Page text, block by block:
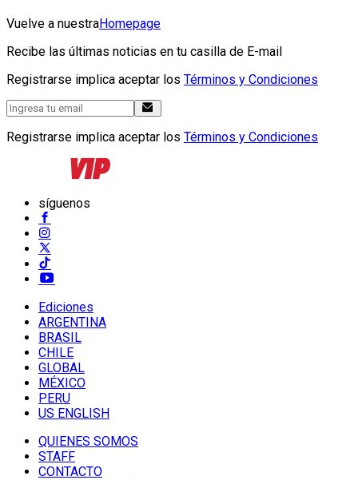
Vuelve a nuestraHomepage
Recibe las últimas noticias en tu casilla de E-mail
Registrarse implica aceptar los Términos y Condiciones
Registrarse implica aceptar los Términos y Condiciones
síguenos
Ediciones
ARGENTINA
BRASIL
CHILE
GLOBAL
MÉXICO
PERU
US ENGLISH
QUIENES SOMOS
STAFF
CONTACTO